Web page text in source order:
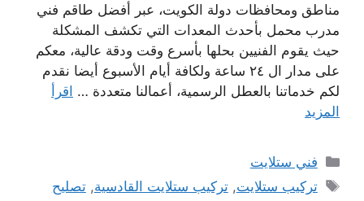
مناطق ومحافظات دولة الكويت، عبر أفضل طاقم فني
مدرب محمل بأحدث المعدات التي تكشف المشكلة
حيث يقوم الفنيين بحلها بأسرع وقت ودقة عالية، معكم
على مدار ال ٢٤ ساعة ولكافة أيام الأسبوع أيضا نقدم
لكم خدماتنا بالعطل الرسمية، أعمالنا متعددة … اقرأ
المزيد
التصنيفات
فني ستلايت
الوسوم
تركيب ستلايت,تركيب ستلايت القادسية,تصليح